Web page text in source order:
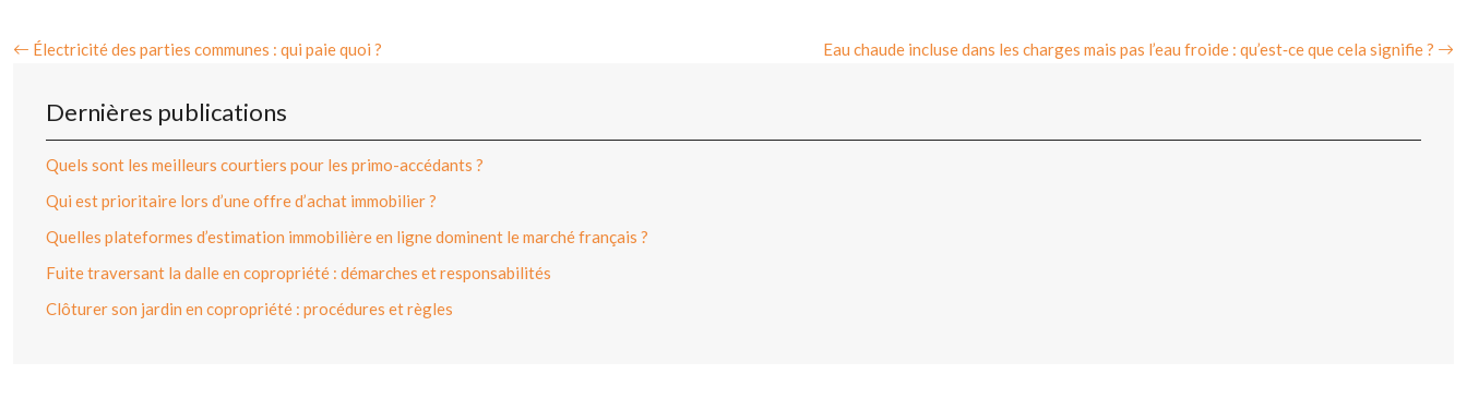
Électricité des parties communes : qui paie quoi ? Eau chaude incluse dans les charges mais pas l’eau froide : qu’est‑ce que cela signifie ?
Dernières publications
Quels sont les meilleurs courtiers pour les primo-accédants ?
Qui est prioritaire lors d’une offre d’achat immobilier ?
Quelles plateformes d’estimation immobilière en ligne dominent le marché français ?
Fuite traversant la dalle en copropriété : démarches et responsabilités
Clôturer son jardin en copropriété : procédures et règles